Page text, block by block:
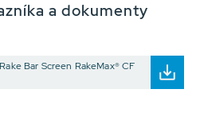
a dokumenty
Bar Screen RakeMax® CF